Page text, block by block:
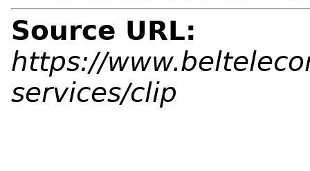
Source URL:
https://
services/clip